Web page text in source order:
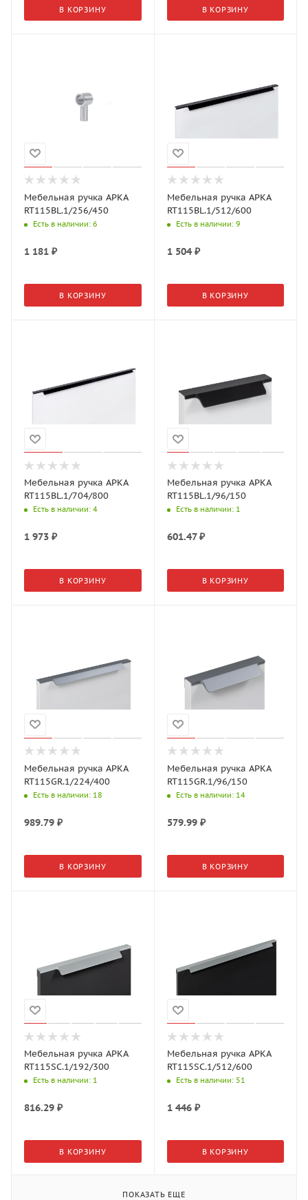
В КОРЗИНУ В КОРЗИНУ
Мебельная ручка АРКА
RT115BL.1/256/450
Есть в наличии: 6
1 181 ₽
В КОРЗИНУ
Мебельная ручка АРКА
RT115BL.1/512/600
Есть в наличии: 9
1 504₽
В КОРЗИНУ
Мебельная ручка АРКА
RT115BL.1/704/800
Есть в наличии: 4
1 973 ₽
В КОРЗИНУ
Мебельная ручка АРКА
RT115BL.1/96/150
Есть в наличии: 1
601.47₽
В КОРЗИНУ
Мебельная ручка АРКА
RT115GR.1/224/400
Есть в наличии: 18
989.79 ₽
В КОРЗИНУ
Мебельная ручка АРКА
RT115GR.1/96/150
Есть в наличии: 14
579.99₽
В КОРЗИНУ
Мебельная ручка АРКА
RT115SC.1/192/300
Есть в наличии: 1
816.29 ₽
В КОРЗИНУ
Мебельная ручка АРКА
RT115SC.1/512/600
Есть в наличии: 51
1 446₽
В КОРЗИНУ
ПОКАЗАТЬ ЕЩЕ